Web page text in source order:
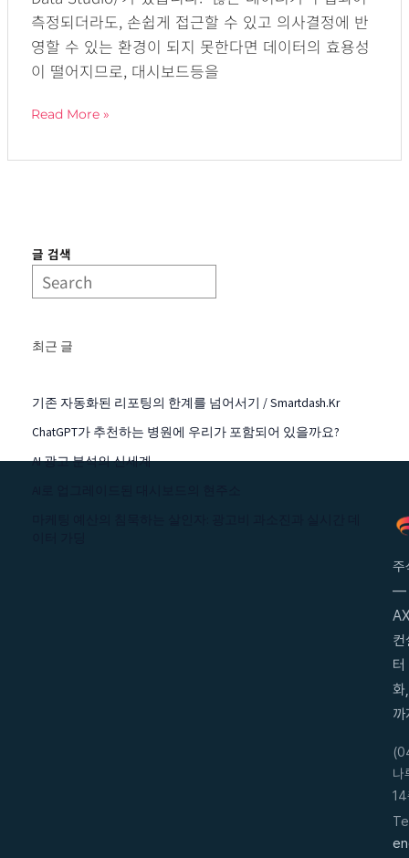
측정되더라도, 손쉽게 접근할 수 있고 의사결정에 반
영할 수 있는 환경이 되지 못한다면 데이터의 효용성
이 떨어지므로, 대시보드등을
통
합
서
스
Read More »
글 검색
최근 글
기존 자동화된 리포팅의 한계를 넘어서기 / Smartdash.kr
ChatGPT가 추천하는 병원에 우리가 포함되어 있을까요?
AI 광고 분석의 신세계
주
—
컨
화
까
나